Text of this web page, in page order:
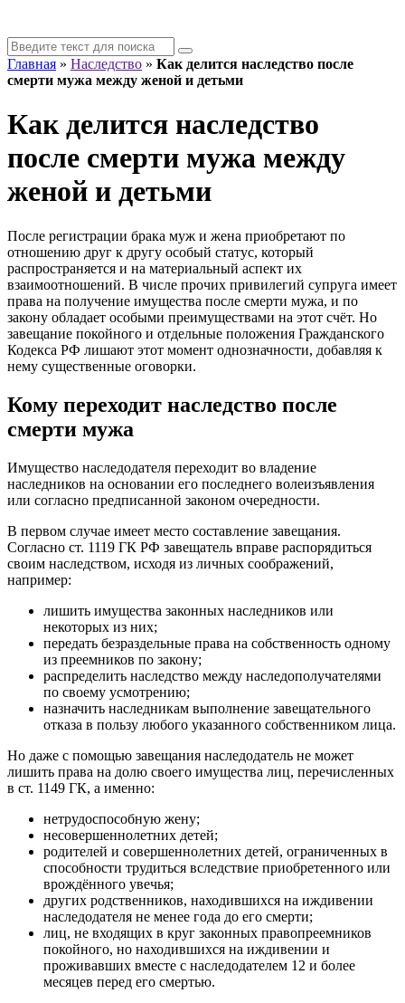
Главная » Наследство » Как делится наследство после
смерти мужа между женой и детьми
Как делится наследство
после смерти мужа между
женой и детьми
После регистрации брака муж и жена приобретают по
отношению друг к другу особый статус, который
распространяется и на материальный аспект их
взаимоотношений. В числе прочих привилегий супруга имеет
права на получение имущества после смерти мужа, и по
закону обладает особыми преимуществами на этот счёт. Но
завещание покойного и отдельные положения Гражданского
Кодекса РФ лишают этот момент однозначности, добавляя к
нему существенные оговорки.
Кому переходит наследство после
смерти мужа
Имущество наследодателя переходит во владение
наследников на основании его последнего волеизъявления
или согласно предписанной законом очередности.
В первом случае имеет место составление завещания.
Согласно ст. 1119 ГК РФ завещатель вправе распорядиться
своим наследством, исходя из личных соображений,
например:
лишить имущества законных наследников или
некоторых из них;
передать безраздельные права на собственность одному
из преемников по закону;
распределить наследство между наследополучателями
по своему усмотрению;
назначить наследникам выполнение завещательного
отказа в пользу любого указанного собственником лица.
Но даже с помощью завещания наследодатель не может
лишить права на долю своего имущества лиц, перечисленных
в ст. 1149 ГК, а именно:
нетрудоспособную жену;
несовершеннолетних детей;
родителей и совершеннолетних детей, ограниченных в
способности трудиться вследствие приобретенного или
врождённого увечья;
других родственников, находившихся на иждивении
наследодателя не менее года до его смерти;
лиц, не входящих в круг законных правопреемников
покойного, но находившихся на иждивении и
проживавших вместе с наследодателем 12 и более
месяцев перед его смертью.